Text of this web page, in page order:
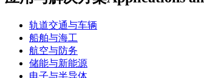
轨道交通与车辆
船舶与海工
航空与防务
储能与新能源
电子与半导体